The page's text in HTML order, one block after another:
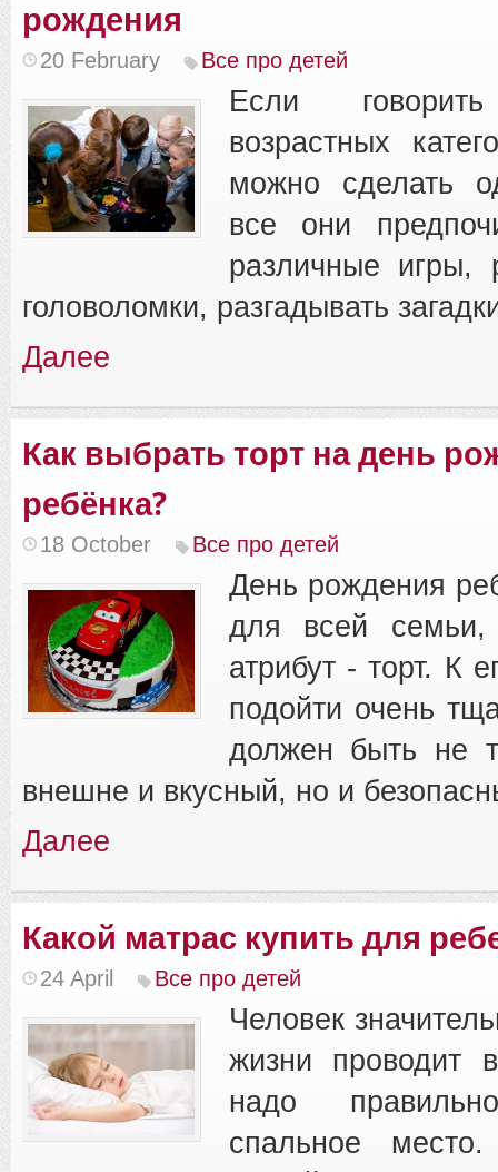
рождения
20 February Все про детей
Если
возрастных
можно сделать
все они
различные игры,
головоломки, разгадывать
Далее
Как выбрать торт на день
ребёнка?
18 October Все про детей
День рождения
для всей
атрибут - торт. К
подойти очень
должен быть не
внешне и вкусный, но и
Далее
Какой матрас купить для
24 April Все про детей
Человек
жизни проводит
надо
спальное